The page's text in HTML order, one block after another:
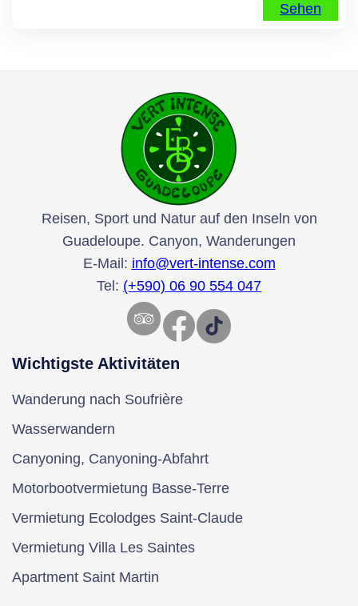
Sehen
Reisen, Sport und Natur auf den Inseln von
Guadeloupe. Canyon, Wanderungen
E-Mail: info@vert-intense.com
Tel: (+590) 06 90 554 047
Facebook TikTok
Wichtigste Aktivitäten
Wanderung nach Soufrière
Wasserwandern
Canyoning, Canyoning-Abfahrt
Motorbootvermietung Basse-Terre
Vermietung Ecolodges Saint-Claude
Vermietung Villa Les Saintes
Apartment Saint Martin